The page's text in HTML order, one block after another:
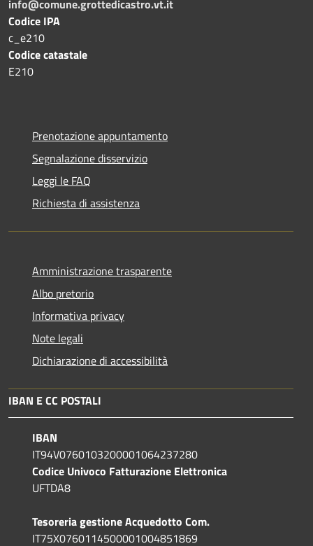
info@comune.grottedicastro.vt.it
Codice IPA
c_e210
Codice catastale
E210
Prenotazione appuntamento
Segnalazione disservizio
Leggi le FAQ
Richiesta di assistenza
Amministrazione trasparente
Albo pretorio
Informativa privacy
Note legali
Dichiarazione di accessibilità
IBAN E CC POSTALI
IBAN
IT94V0760103200001064237280
Codice Univoco Fatturazione Elettronica
UFTDA8
Tesoreria gestione Acquedotto Com.
IT75X0760114500001004851869